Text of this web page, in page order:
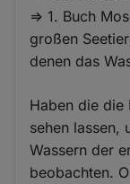
=> 1. Buch
großen
denen das
Haben die die
sehen lassen,
Wassern der
beobachten.